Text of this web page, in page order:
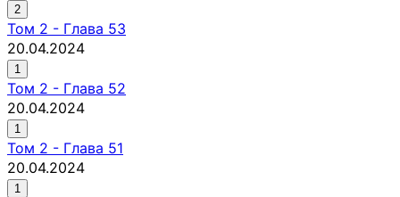
2
Том 2 - Глава 53
20.04.2024
1
Том 2 - Глава 52
20.04.2024
1
Том 2 - Глава 51
20.04.2024
1